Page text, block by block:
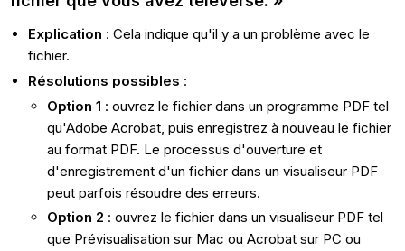
Explication : Cela indique qu'il y a un problème avec le
fichier.
Résolutions possibles :
Option 1 : ouvrez le fichier dans un programme PDF tel
qu'Adobe Acrobat, puis enregistrez à nouveau le fichier
au format PDF. Le processus d'ouverture et
d'enregistrement d'un fichier dans un visualiseur PDF
peut parfois résoudre des erreurs.
Option 2 : ouvrez le fichier dans un visualiseur PDF tel
que Prévisualisation sur Mac ou Acrobat sur PC ou